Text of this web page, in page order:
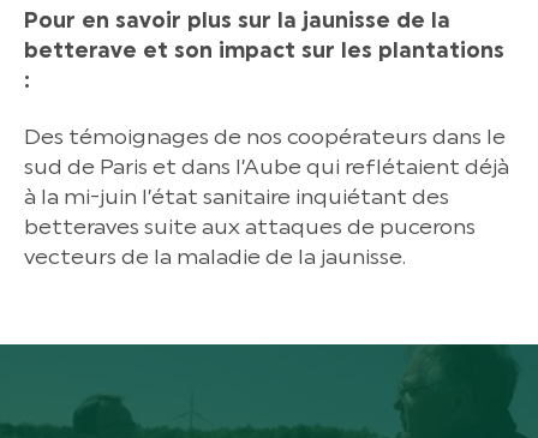
Pour en savoir plus sur la jaunisse de la
betterave et son impact sur les plantations
:
Des témoignages de nos coopérateurs dans le
sud de Paris et dans l’Aube qui reflétaient déjà
à la mi-juin l’état sanitaire inquiétant des
betteraves suite aux attaques de pucerons
vecteurs de la maladie de la jaunisse.